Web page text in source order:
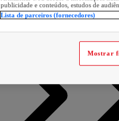
publicidade e conteúdos, estudos de
Lista de parceiros (fornecedores)
Mostrar